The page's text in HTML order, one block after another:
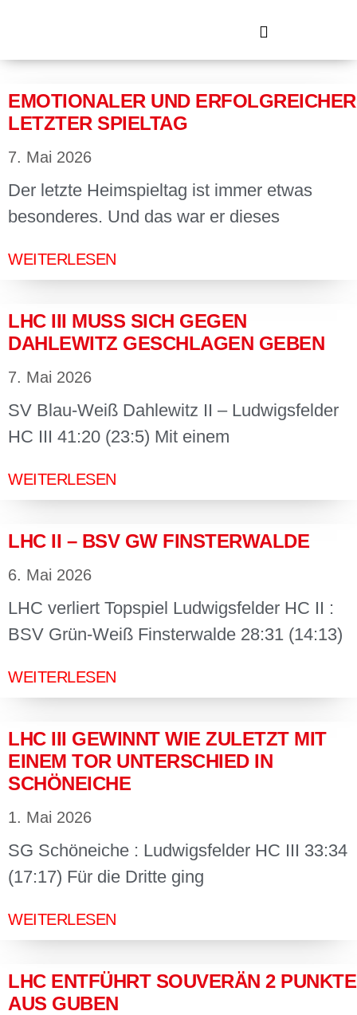
EMOTIONALER UND ERFOLGREICHER
LETZTER SPIELTAG
7. Mai 2026
Der letzte Heimspieltag ist immer etwas
besonderes. Und das war er dieses
WEITERLESEN
LHC III MUSS SICH GEGEN
DAHLEWITZ GESCHLAGEN GEBEN
7. Mai 2026
SV Blau-Weiß Dahlewitz II – Ludwigsfelder
HC III 41:20 (23:5) Mit einem
WEITERLESEN
LHC II – BSV GW FINSTERWALDE
6. Mai 2026
LHC verliert Topspiel Ludwigsfelder HC II :
BSV Grün-Weiß Finsterwalde 28:31 (14:13)
WEITERLESEN
LHC III GEWINNT WIE ZULETZT MIT
EINEM TOR UNTERSCHIED IN
SCHÖNEICHE
1. Mai 2026
SG Schöneiche : Ludwigsfelder HC III 33:34
(17:17) Für die Dritte ging
WEITERLESEN
LHC ENTFÜHRT SOUVERÄN 2 PUNKTE
AUS GUBEN